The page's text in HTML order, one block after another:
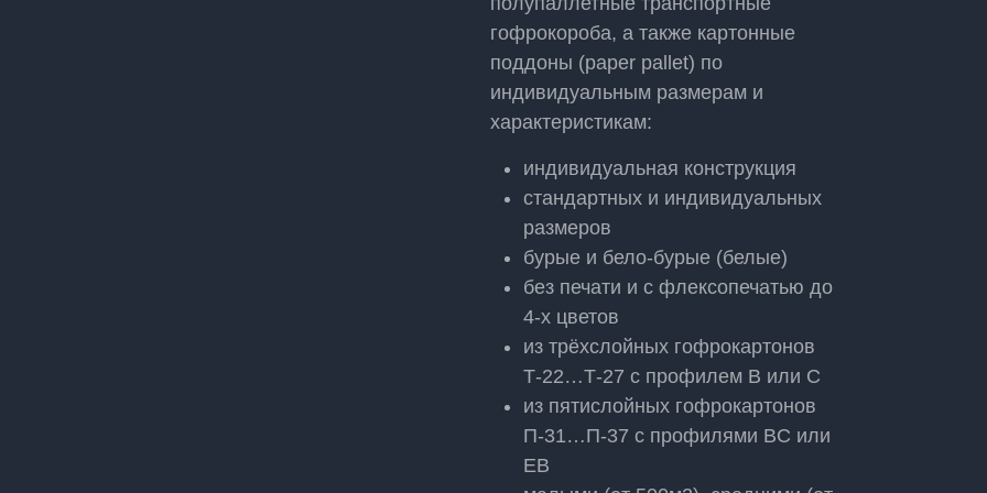
гофрокороба, а также картонные
поддоны (paper pallet) по
индивидуальным размерам и
характеристикам:
индивидуальная конструкция
стандартных и индивидуальных
размеров
бурые и бело-бурые (белые)
без печати и с флексопечатью до
4-х цветов
из трёхслойных гофрокартонов
Т-22…Т-27 с профилем В или С
из пятислойных гофрокартонов
П-31…П-37 с профилями BC или
EB